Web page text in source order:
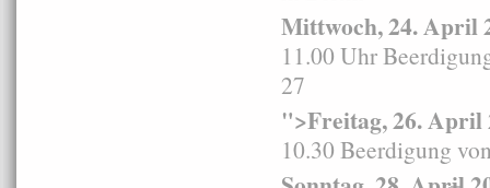
Mittwoch, 24. April
11.00 Uhr
27
">Freitag, 26. April
10.30 Beerdigung